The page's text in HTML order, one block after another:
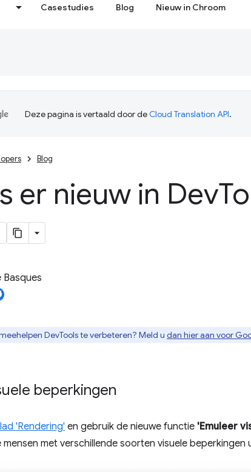
Casestudies Blog Nieuw in Chroom
Deze pagina is vertaald door deCloud Translation API.
Blog
er nieuw in Dev
Basques
DevTools te verbeteren? Meld u dan hier aan voor
beperkingen
'Rendering' en gebruik de nieuwe functie 'Emuleer
mensen met verschillende soorten visuele beperkingen